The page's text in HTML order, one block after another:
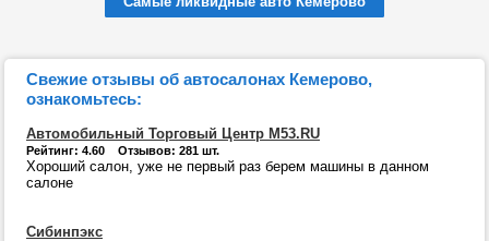
Свежие отзывы об автосалонах Кемерово,
ознакомьтесь:
Автомобильный Торговый Центр М53.RU
Рейтинг: 4.60 Отзывов: 281 шт.
Хороший салон, уже не первый раз берем машины в данном
салоне
Сибинпэкс